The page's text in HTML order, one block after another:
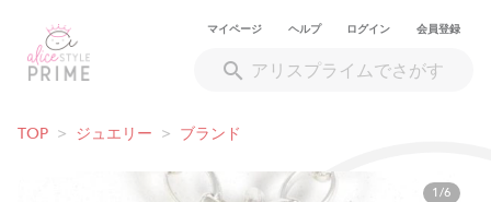
マイページ ヘルプ ログイン 会員登録
TOP > ジュエリー > ブランド
1/6